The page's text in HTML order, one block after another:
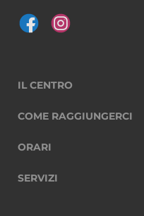
IL CENTRO
COME RAGGIUNGERCI
ORARI
SERVIZI